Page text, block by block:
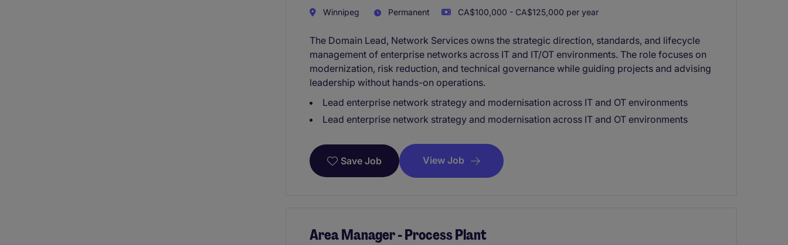
Winnipeg Permanent CA$100,000 - CA$125,000 per year
The Domain Lead, Network Services owns the strategic direction, standards, and lifecycle
management of enterprise networks across IT and IT/OT environments. The role focuses on
modernization, risk reduction, and technical governance while guiding projects and advising
leadership without hands-on operations.
Lead enterprise network strategy and modernisation across IT and OT environments
Lead enterprise network strategy and modernisation across IT and OT environments
Save Job View Job
Area Manager - Process Plant